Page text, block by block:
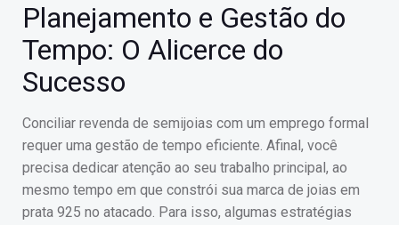
Planejamento e Gestão do
Tempo: O Alicerce do
Sucesso
Conciliar revenda de semijoias com um emprego formal
requer uma gestão de tempo eficiente. Afinal, você
precisa dedicar atenção ao seu trabalho principal, ao
mesmo tempo em que constrói sua marca de joias em
prata 925 no atacado. Para isso, algumas estratégias